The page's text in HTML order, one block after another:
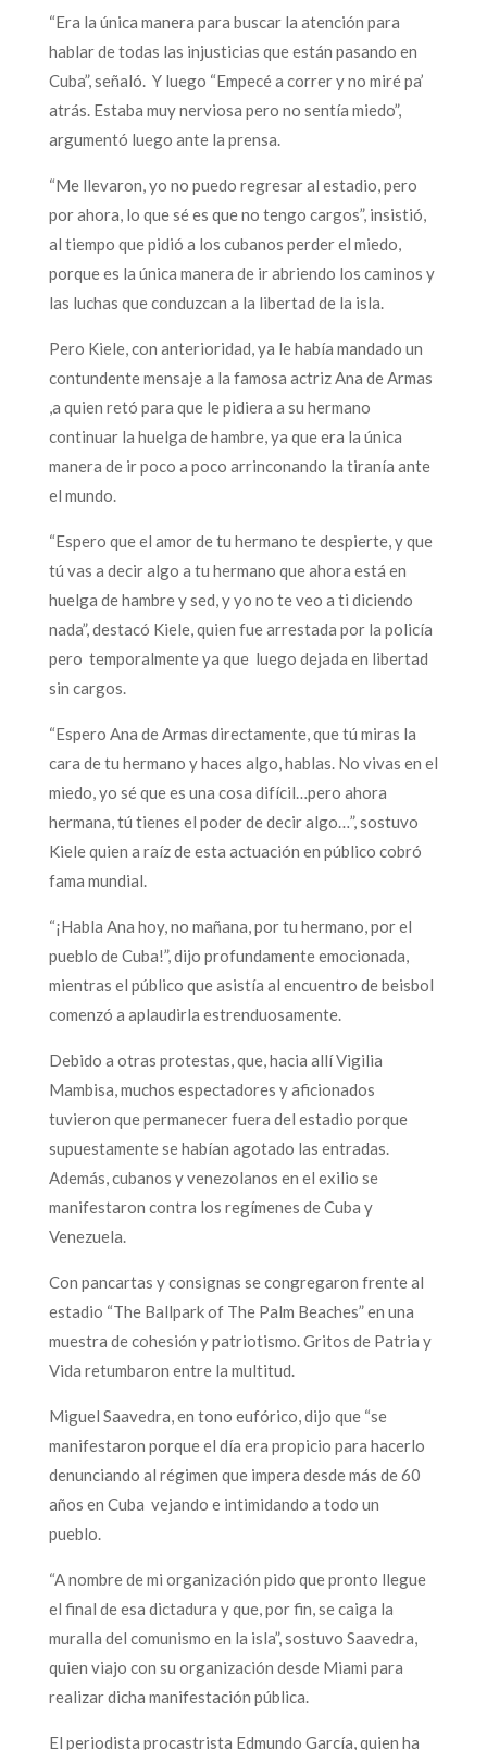
“Era la única manera para buscar la atención para
hablar de todas las injusticias que están pasando en
Cuba”, señaló. Y luego “Empecé a correr y no miré pa’
atrás. Estaba muy nerviosa pero no sentía miedo”,
argumentó luego ante la prensa.
“Me llevaron, yo no puedo regresar al estadio, pero
por ahora, lo que sé es que no tengo cargos”, insistió,
al tiempo que pidió a los cubanos perder el miedo,
porque es la única manera de ir abriendo los caminos y
las luchas que conduzcan a la libertad de la isla.
Pero Kiele, con anterioridad, ya le había mandado un
contundente mensaje a la famosa actriz Ana de Armas
,a quien retó para que le pidiera a su hermano
continuar la huelga de hambre, ya que era la única
manera de ir poco a poco arrinconando la tiranía ante
el mundo.
“Espero que el amor de tu hermano te despierte, y que
tú vas a decir algo a tu hermano que ahora está en
huelga de hambre y sed, y yo no te veo a ti diciendo
nada”, destacó Kiele, quien fue arrestada por la policía
pero temporalmente ya que luego dejada en libertad
sin cargos.
“Espero Ana de Armas directamente, que tú miras la
cara de tu hermano y haces algo, hablas. No vivas en el
miedo, yo sé que es una cosa difícil…pero ahora
hermana, tú tienes el poder de decir algo…”, sostuvo
Kiele quien a raíz de esta actuación en público cobró
fama mundial.
“¡Habla Ana hoy, no mañana, por tu hermano, por el
pueblo de Cuba!”, dijo profundamente emocionada,
mientras el público que asistía al encuentro de beisbol
comenzó a aplaudirla estrenduosamente.
Debido a otras protestas, que, hacia allí Vigilia
Mambisa, muchos espectadores y aficionados
tuvieron que permanecer fuera del estadio porque
supuestamente se habían agotado las entradas.
Además, cubanos y venezolanos en el exilio se
manifestaron contra los regímenes de Cuba y
Venezuela.
Con pancartas y consignas se congregaron frente al
estadio “The Ballpark of The Palm Beaches” en una
muestra de cohesión y patriotismo. Gritos de Patria y
Vida retumbaron entre la multitud.
Miguel Saavedra, en tono eufórico, dijo que “se
manifestaron porque el día era propicio para hacerlo
denunciando al régimen que impera desde más de 60
años en Cuba vejando e intimidando a todo un
pueblo.
“A nombre de mi organización pido que pronto llegue
el final de esa dictadura y que, por fin, se caiga la
muralla del comunismo en la isla”, sostuvo Saavedra,
quien viajo con su organización desde Miami para
realizar dicha manifestación pública.
El periodista procastrista Edmundo García, quien ha